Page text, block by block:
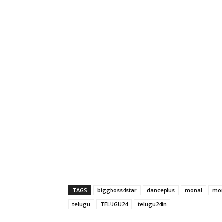
TAGS biggboss4star danceplus monal
telugu
TELUGU24 telugu24in